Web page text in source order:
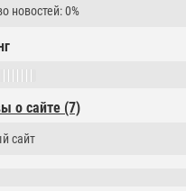
новостей: 0%
о сайте (7)
сайт